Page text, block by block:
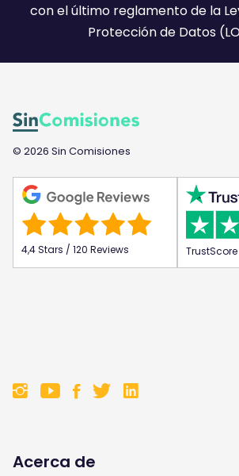
con el último reglamento de la
Protección de Datos
© 2026 Sin Comisiones
4,4 Stars / 120 Reviews TrustScore
F
l
F
l
F
l
F
l
Acerca de